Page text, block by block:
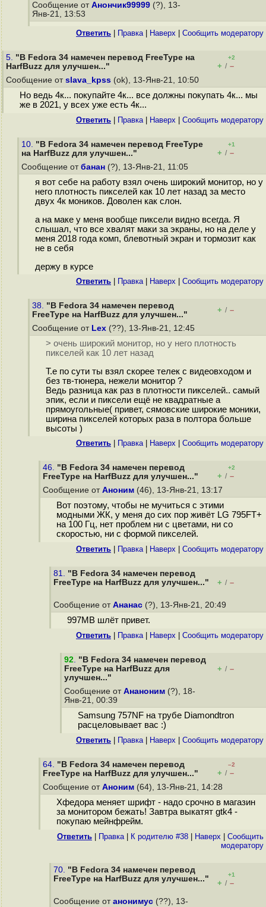
Сообщение от Анончик99999 (?), 13-
Янв-21, 13:53
Ответить Правка| Наверх Cообщить модератору
5. "В Fedora 34 намечен перевод FreeType на
HarfBuzz для улучшен..."
+2
+ / –
Сообщение от slava_kpss (ok), 13-Янв-21, 10:50
Но ведь 4к... покупайте 4к... все должны покупать 4к... мы
же в 2021, у всех уже есть 4к...
Ответить Правка| Наверх Cообщить модератору
10. "В Fedora 34 намечен перевод FreeType
на HarfBuzz для улучшен..."
+1
+ / –
Сообщение от банан (?), 13-Янв-21, 11:05
я вот себе на работу взял очень широкий монитор, но у
него плотность пикселей как 10 лет назад за место
двух 4к моников. Доволен как слон.
а на маке у меня вообще пиксели видно всегда. Я
слышал, что все хвалят маки за экраны, но на деле у
меня 2018 года комп, блевотный экран и тормозит как
не в себя
держу в курсе
Ответить Правка| Наверх Cообщить модератору
38. "В Fedora 34 намечен перевод
FreeType на HarfBuzz для улучшен..."
+ / –
Сообщение от Lex (??), 13-Янв-21, 12:45
> очень широкий монитор, но у него плотность
пикселей как 10 лет назад
Т.е по сути ты взял скорее телек с видеовходом и
без тв-тюнера, нежели монитор ?
Ведь разница как раз в плотности пикселей.. самый
эпик, если и пиксели ещё не квадратные а
прямоугольные( привет, сямовские широкие моники,
ширина пикселей которых раза в полтора больше
высоты )
Ответить Правка| Наверх Cообщить модератору
46. "В Fedora 34 намечен перевод
FreeType на HarfBuzz для улучшен..."
+2
+ / –
Сообщение от Аноним (46), 13-Янв-21, 13:17
Вот поэтому, чтобы не мучиться с этими
модными ЖК, у меня до сих пор живёт LG 795FT+
на 100 Гц, нет проблем ни с цветами, ни со
скоростью, ни с формой пикселей.
Ответить Правка| Наверх Cообщить модератору
81. "В Fedora 34 намечен перевод
FreeType на HarfBuzz для улучшен..."
+ / –
Сообщение от Ананас (?), 13-Янв-21, 20:49
997MB шлёт привет.
Ответить Правка| Наверх Cообщить модератору
92. "В Fedora 34 намечен перевод
FreeType на HarfBuzz для
улучшен..."
+ / –
Сообщение от Ананоним (?), 18-
Янв-21, 00:39
Samsung 757NF на трубе Diamondtron
расцеловывает вас :)
Ответить Правка| Наверх Cообщить модератору
64. "В Fedora 34 намечен перевод
FreeType на HarfBuzz для улучшен..."
–2
+ / –
Сообщение от Аноним (64), 13-Янв-21, 14:28
Хфедора меняет шрифт - надо срочно в магазин
за монитором бежать! Завтра выкатят gtk4 -
покупаю мейнфрейм.
Ответить Правка| К родителю #38 Наверх
Cообщить
модератору
70. "В Fedora 34 намечен перевод
FreeType на HarfBuzz для улучшен..."
+1
+ / –
Сообщение от анонимус (??), 13-